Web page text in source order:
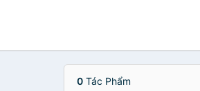
0 Tác Phẩm